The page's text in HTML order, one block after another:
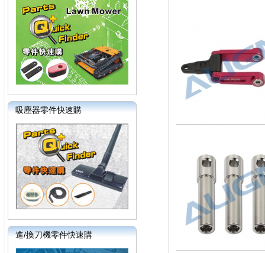
吸塵器零件快速購
進/換刀機零件快速購